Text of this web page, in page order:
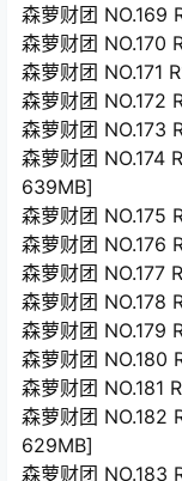
森萝财团 NO.169
森萝财团 NO.170
森萝财团 NO.171
森萝财团 NO.172
森萝财团 NO.173
森萝财团 NO.174
639MB]
森萝财团 NO.175
森萝财团 NO.176
森萝财团 NO.177
森萝财团 NO.178
森萝财团 NO.179
森萝财团 NO.180
森萝财团 NO.181
森萝财团 NO.182
629MB]
森萝财团 NO.183